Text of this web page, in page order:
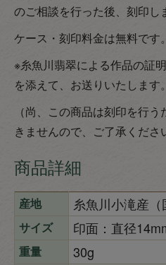
のご相談を行った後、刻印し
ケース・刻印料金は無料です
※糸魚川翡翠による作品の証
を添えて、お送りいたします。
（尚、この商品は刻印を行
きませんので、ご了承くださ
商品詳細
産地 糸魚川小滝産（
サイズ 印面：直径
重量 30g